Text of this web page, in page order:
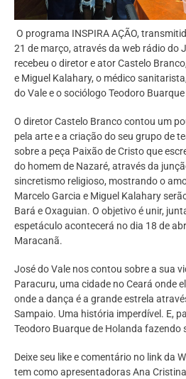
O programa INSPIRA AÇÃO,
21 de março, através da web rádio do
recebeu o diretor e ator Castelo
e Miguel Kalahary, o médico
do Vale e o sociólogo Teodoro
O diretor Castelo Branco contou um
pela arte e a criação do seu grupo de
sobre a peça Paixão de Cristo que
do homem de Nazaré, através da
sincretismo religioso, mostrando o
Marcelo Garcia e Miguel Kalahary
Bará e Oxaguian. O objetivo é unir,
espetáculo acontecerá no dia 18 de
Maracanã.
José do Vale nos contou sobre a sua
Paracuru, uma cidade no Ceará onde
onde a dança é a grande estrela
Sampaio. Uma história imperdível. E,
Teodoro Buarque de Holanda fazendo
Deixe seu like e comentário no link da
tem como apresentadoras Ana